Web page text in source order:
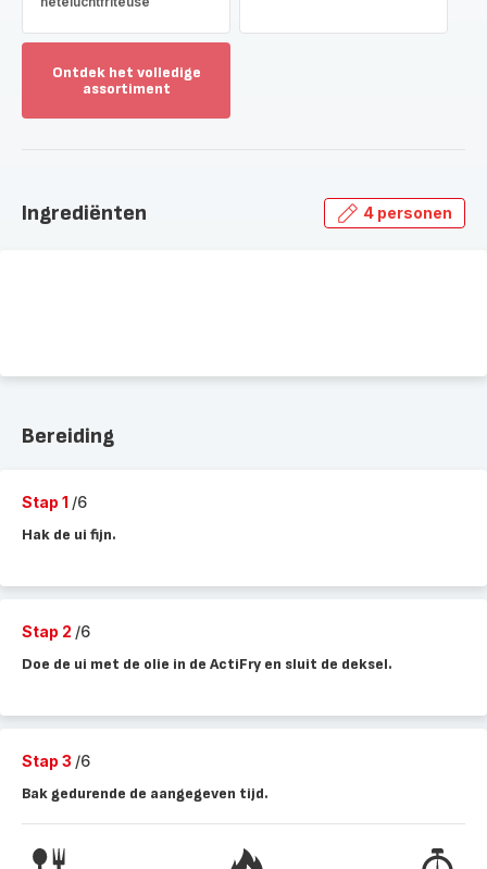
Ontdek het volledige
assortiment
volledige
Ingrediënten 4 personen
Bereiding
Stap 1 /6
Hak de ui fijn.
Stap 2 /6
Doe de ui met de olie in de ActiFry en sluit de deksel.
Stap 3 /6
Bak gedurende de aangegeven tijd.